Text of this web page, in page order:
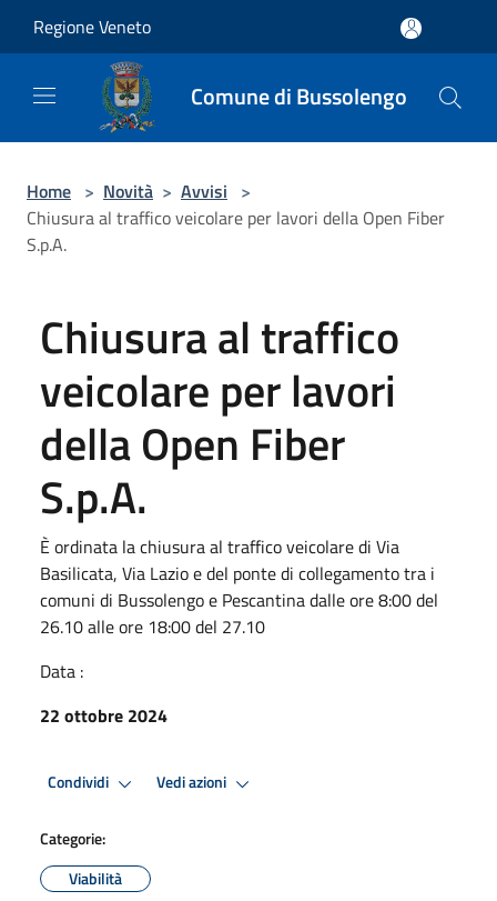
Regione Veneto
Comune di Bussolengo
Home > Novità > Avvisi >
Chiusura al traffico veicolare per lavori della Open Fiber
S.p.A.
Chiusura al traffico
veicolare per lavori
della Open Fiber
S.p.A.
È ordinata la chiusura al traffico veicolare di Via
Basilicata, Via Lazio e del ponte di collegamento tra i
comuni di Bussolengo e Pescantina dalle ore 8:00 del
26.10 alle ore 18:00 del 27.10
Data :
22 ottobre 2024
Condividi Vedi azioni
Categorie:
Viabilità